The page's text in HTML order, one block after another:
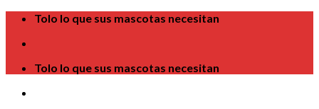
Skip
content
Tolo lo que sus mascotas necesitan
Tolo lo que sus mascotas necesitan